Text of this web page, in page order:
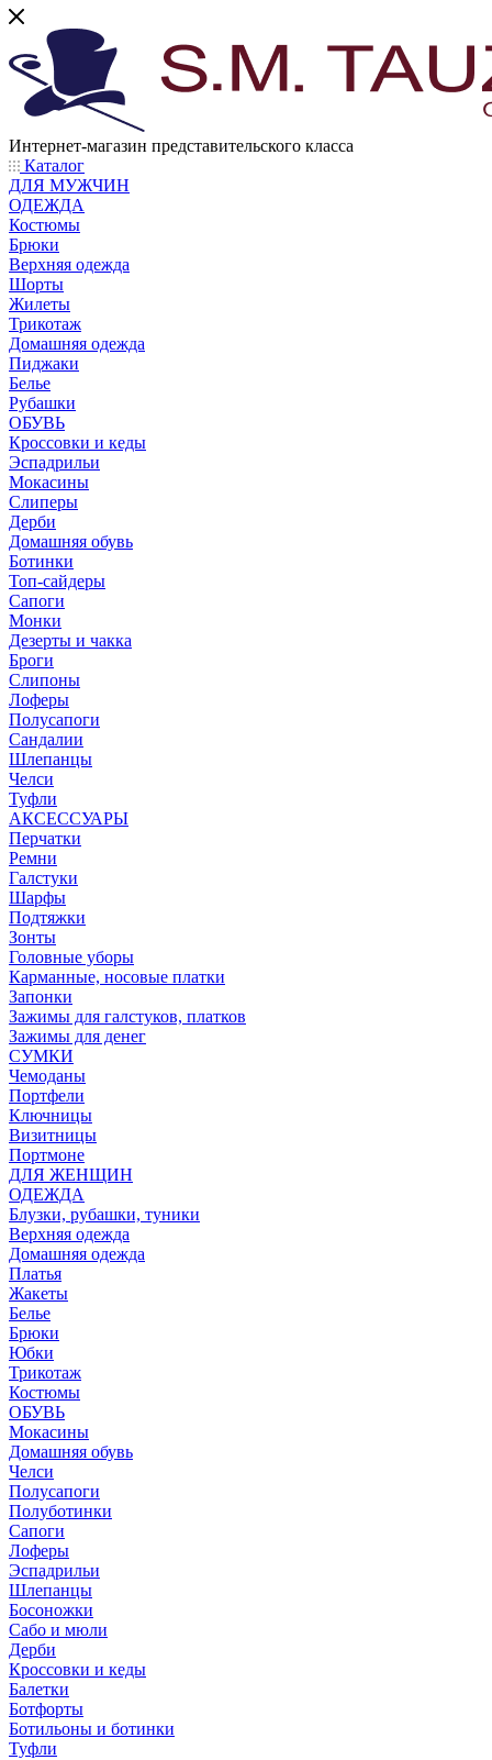
Интернет-магазин представительского класса
Каталог
ДЛЯ МУЖЧИН
ОДЕЖДА
Костюмы
Брюки
Верхняя одежда
Шорты
Жилеты
Трикотаж
Домашняя одежда
Пиджаки
Белье
Рубашки
ОБУВЬ
Кроссовки и кеды
Эспадрильи
Мокасины
Слиперы
Дерби
Домашняя обувь
Ботинки
Топ-сайдеры
Сапоги
Монки
Дезерты и чакка
Броги
Слипоны
Лоферы
Полусапоги
Сандалии
Шлепанцы
Челси
Туфли
АКСЕССУАРЫ
Перчатки
Ремни
Галстуки
Шарфы
Подтяжки
Зонты
Головные уборы
Карманные, носовые платки
Запонки
Зажимы для галстуков, платков
Зажимы для денег
СУМКИ
Чемоданы
Портфели
Ключницы
Визитницы
Портмоне
ДЛЯ ЖЕНЩИН
ОДЕЖДА
Блузки, рубашки, туники
Верхняя одежда
Домашняя одежда
Платья
Жакеты
Белье
Брюки
Юбки
Трикотаж
Костюмы
ОБУВЬ
Мокасины
Домашняя обувь
Челси
Полусапоги
Полуботинки
Сапоги
Лоферы
Эспадрильи
Шлепанцы
Босоножки
Сабо и мюли
Дерби
Кроссовки и кеды
Балетки
Ботфорты
Ботильоны и ботинки
Туфли